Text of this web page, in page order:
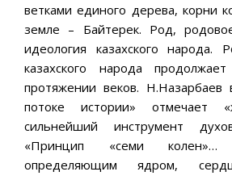
ветками единого дерева, корни
земле – Байтерек. Род,
идеология казахского народа.
казахского народа
протяжении веков. Н.Назарбаев
потоке истории» отмечает
сильнейший инструмент
«Принцип «семи
определяющим ядром,